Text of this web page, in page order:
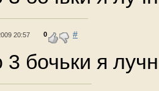
20:57 0 #
3 бочьки я